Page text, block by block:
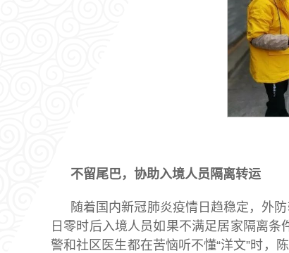
不留尾巴，协助入境人员隔离转运
随着国内新冠肺炎疫情日趋稳定，外
日零时后入境人员如果不满足居家隔离
警和社区医生都在苦恼听不懂“洋文”时，